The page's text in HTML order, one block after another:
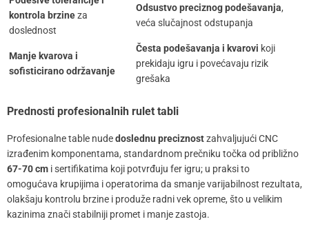
kontrola brzineza
doslednost
Odsustvo preciznog podešavanja,
veća slučajnost odstupanja
Manje kvarova i
sofisticirano održavanje
Česta podešavanja i kvarovi koji
prekidaju igru i povećavaju rizik
grešaka
Prednosti profesionalnih rulet tabli
Profesionalne table nudedoslednu preciznostzahvaljujući CNC
izrađenim komponentama, standardnom prečniku točka od približno
67-70 cm i sertifikatima koji potvrđuju fer igru; u praksi to
omogućava krupijima i operatorima da smanje varijabilnost rezultata,
olakšaju kontrolu brzine i produže radni vek opreme, što u velikim
kazinima znači stabilniji promet i manje zastoja.